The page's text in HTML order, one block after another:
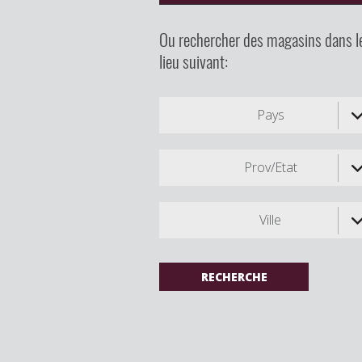
Ou rechercher des magasins dans
lieu suivant:
Pays
Prov/Etat
Ville